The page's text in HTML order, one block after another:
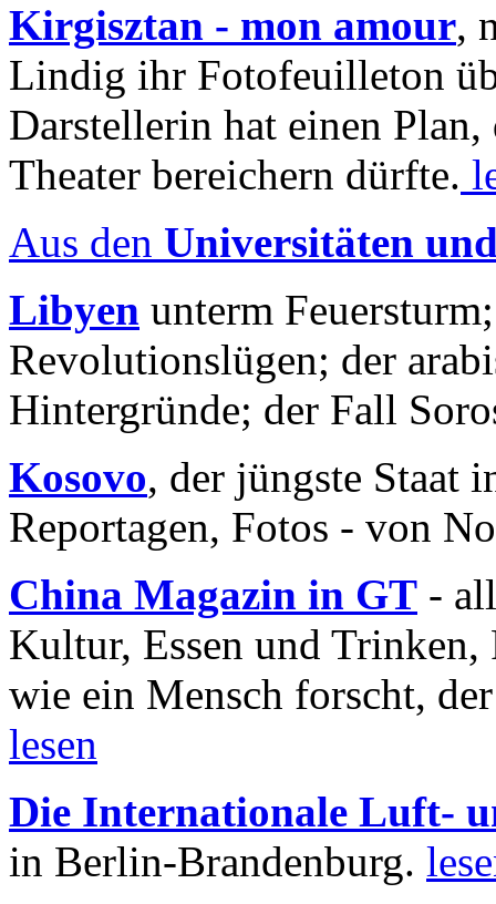
Kirgisztan - mon amour,
Lindig ihr Fotofeuilleton
Darstellerin hat einen Plan,
Theater bereichern dürfte.
Aus den Universitäten
Libyen unterm
Revolutionslügen; der
Hintergründe; der Fall
Kosovo, der jüngste Staat
Reportagen, Fotos - von
China Magazin in GT -
Kultur, Essen und
wie ein Mensch forscht,
lesen
Die Internationale Luft-
in Berlin-Brandenburg.